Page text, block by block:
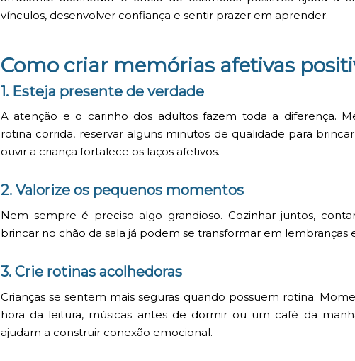
vínculos, desenvolver confiança e sentir prazer em aprender.
Como criar memórias afetivas
1. Esteja presente de verdade
A atenção e o carinho dos adultos fazem toda a diferença.
rotina corrida, reservar alguns minutos de qualidade para
ouvir a criança fortalece os laços afetivos.
2. Valorize os pequenos momentos
Nem sempre é preciso algo grandioso. Cozinhar juntos,
brincar no chão da sala já podem se transformar em lembranças
3. Crie rotinas acolhedoras
Crianças se sentem mais seguras quando possuem rotina.
hora da leitura, músicas antes de dormir ou um café da
ajudam a construir conexão emocional.